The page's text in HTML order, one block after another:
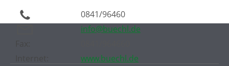
0841/96460
info@buechl.de
www.buechl.de